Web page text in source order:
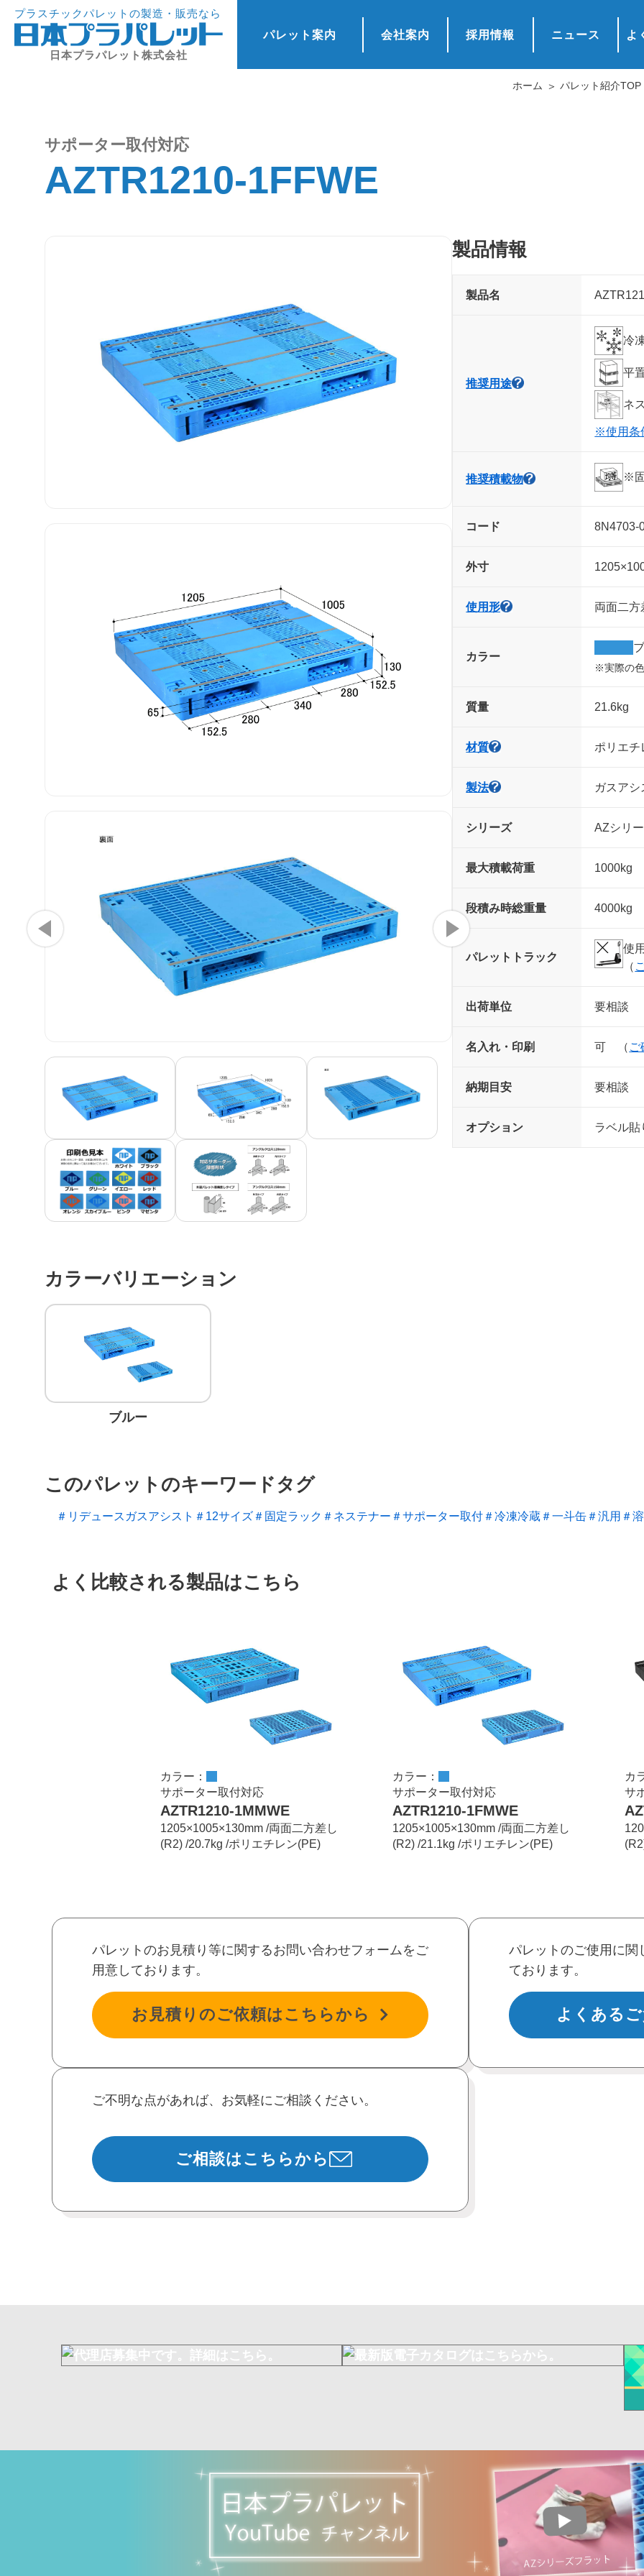
プラスチックパレットの製造・販売なら
日本プラパレット株式会社
パレット案内 会社案内 採用情報 ニュース よ
ホーム パレット紹介TOP
サポーター取付対応
AZTR1210-1FFWE
製品情報
製品名
推奨用途
冷
平
ネ
※使用条
推奨積載物 ※
コード 8N4703-
外寸
使用形 両面二方
カラー
※実際の
質量 21.6kg
材質 ポリエチ
製法 ガスア
シリーズ AZシリ
最大積載荷重 1000kg
段積み時総重量 4000kg
パレット トラック
使
（
出荷単位 要相談
名入れ・印刷 可 （ ご
納期目安 要相談
オプション ラベル貼
カラーバリエーション
ブルー
このパレットのキーワードタグ
＃リデュースガスアシスト ＃12サイズ＃固定ラック ＃ネステナー ＃サポーター取付＃冷凍冷蔵＃一斗缶＃汎用 ＃
よく比較される製品はこちら
カラー：
サポーター取付対応
AZTR1210-1MMWE
1205×1005×130mm /両面二方差し
(R2) /20.7kg /ポリエチレン(PE)
カラー：
サポーター取付対応
AZTR1210-1FMWE
1205×1005×130mm /両面二方差し
(R2) /21.1kg /ポリエチレン(PE)
カ
サ
パレットのお見積り等に関するお問い合わせフォームをご
用意しております。
お見積りのご依頼はこちらから
パレットのご使用に関
ております。
よくある
ご不明な点があれば、お気軽にご相談ください。
ご相談はこちらから